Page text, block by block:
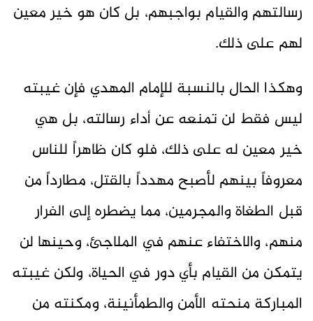
رسالتهم والقيام بواجبهم، بل كان هو خير معين
لهم على ذلك.
وهكذا الحال بالنسبة للإمام المهدي فإن غيبته
ليس فقط لن تمنعه عن أداء رسالته، بل هي
خير معين له على ذلك، فلو كان ظاهراً للناس
معروفاً بينهم لأصبح مهدداً بالقتل، مطارداً من
قبل الطغاة والمجرمين، مما يضطره إلى الفرار
منهم، والاختفاء عنهم في الملاجئ، وحينها لن
يتمكن من القيام بأي دور في الحياة، ولكن غيبته
المباركة منحته الأمن والطمأنينة، ومكنته من